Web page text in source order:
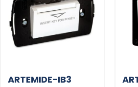
ARTEMIDE-IB3